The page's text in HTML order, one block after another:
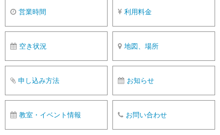
営業時間 利用料金
空き状況 地図、場所
申し込み方法 お知らせ
教室・イベント情報 お問い合わせ